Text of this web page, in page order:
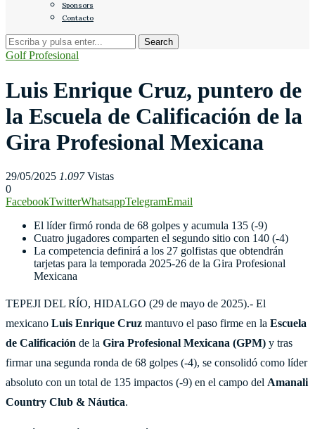
Sponsors
Contacto
Golf Profesional
Luis Enrique Cruz, puntero de
la Escuela de Calificación de la
Gira Profesional Mexicana
29/05/2025 1.097Vistas
0
FacebookTwitterWhatsappTelegramEmail
El líder firmó ronda de 68 golpes y acumula 135 (-9)
Cuatro jugadores comparten el segundo sitio con 140 (-4)
La competencia definirá a los 27 golfistas que obtendrán
tarjetas para la temporada 2025-26 de la Gira Profesional
Mexicana
TEPEJI DEL RÍO, HIDALGO (29 de mayo de 2025).- El
mexicano Luis Enrique Cruz mantuvo el paso firme en la Escuela
de Calificación de la Gira Profesional Mexicana (GPM) y tras
firmar una segunda ronda de 68 golpes (-4), se consolidó como líder
absoluto con un total de 135 impactos (-9) en el campo del Amanali
Country Club & Náutica.